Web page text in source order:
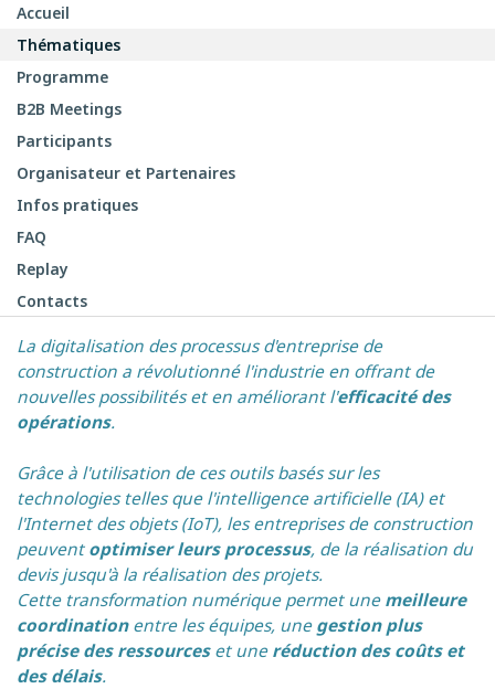
Accueil
Thématiques
Programme
B2B Meetings
Participants
Organisateur et Partenaires
Infos pratiques
FAQ
Replay
Contacts
La digitalisation des processus d'entreprise de
construction a révolutionné l'industrie en offrant de
nouvelles possibilités et en améliorant l'efficacité des
opérations.
Grâce à l'utilisation de ces outils basés sur les
technologies telles que l'intelligence artificielle (IA) et
l'Internet des objets (IoT), les entreprises de construction
peuventoptimiser leurs processus, de la réalisation du
devis jusqu'à la réalisation des projets.
Cette transformation numérique permet unemeilleure
coordinationentre les équipes, unegestion plus
précise des ressourceset uneréduction des coûts et
des délais.